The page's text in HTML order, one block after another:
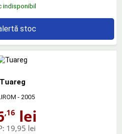
indisponibil
stoc
Tuareg
- 2005
,16 lei
19,95 lei